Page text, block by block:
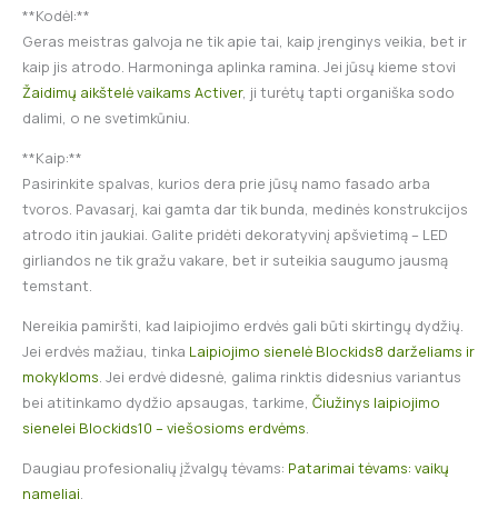
**Kodėl:**
Geras meistras galvoja ne tik apie tai, kaip įrenginys veikia, bet ir
kaip jis atrodo. Harmoninga aplinka ramina. Jei jūsų kieme stovi
Žaidimų aikštelė vaikams Activer, ji turėtų tapti organiška sodo
dalimi, o ne svetimkūniu.
**Kaip:**
Pasirinkite spalvas, kurios dera prie jūsų namo fasado arba
tvoros. Pavasarį, kai gamta dar tik bunda, medinės konstrukcijos
atrodo itin jaukiai. Galite pridėti dekoratyvinį apšvietimą – LED
girliandos ne tik gražu vakare, bet ir suteikia saugumo jausmą
temstant.
Nereikia pamiršti, kad laipiojimo erdvės gali būti skirtingų dydžių.
Jei erdvės mažiau, tinka Laipiojimo sienelė Blockids8 darželiams ir
mokykloms. Jei erdvė didesnė, galima rinktis didesnius variantus
bei atitinkamo dydžio apsaugas, tarkime, Čiužinys laipiojimo
sienelei Blockids10 – viešosioms erdvėms.
Daugiau profesionalių įžvalgų tėvams: Patarimai tėvams: vaikų
nameliai.